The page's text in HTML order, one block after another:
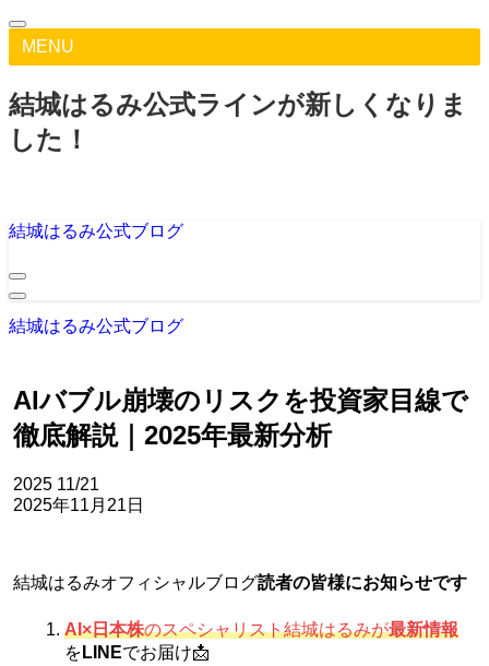
MENU
結城はるみ公式ラインが新しくなりま
した！
結城はるみ公式ブログ
結城はるみ公式ブログ
AIバブル崩壊のリスクを投資家目線で
徹底解説｜2025年最新分析
2025 11/21
2025年11月21日
結城はるみオフィシャルブログ読者の皆様にお知らせです
AI×日本株のスペシャリスト結城はるみが最新情報
を LINEでお届け📩